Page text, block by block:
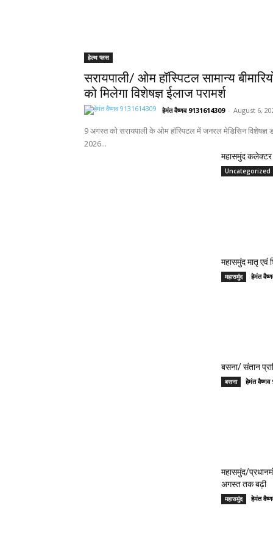
हेल्थ प्लस
सरायपाली/ ओम हॉस्पिटल सामान्य
को मिलेगा विशेषज्ञ ईलाज परामर्श
हेमंत वैष्णव 9131614309 - August 6,
9 अगस्त को सरायपाली के ओम हॉस्पिटल में जनरल मेडिसिन विशेषज्ञ
2026...
महासमुंद कलेक्टर
Uncategorized
महासमुंद मातृ एवं
महासमुंद हेमंत
बसना/ संतान
बसना हेमंत
महासमुंद/
अगस्त तक बढ़ी
महासमुंद हेमंत